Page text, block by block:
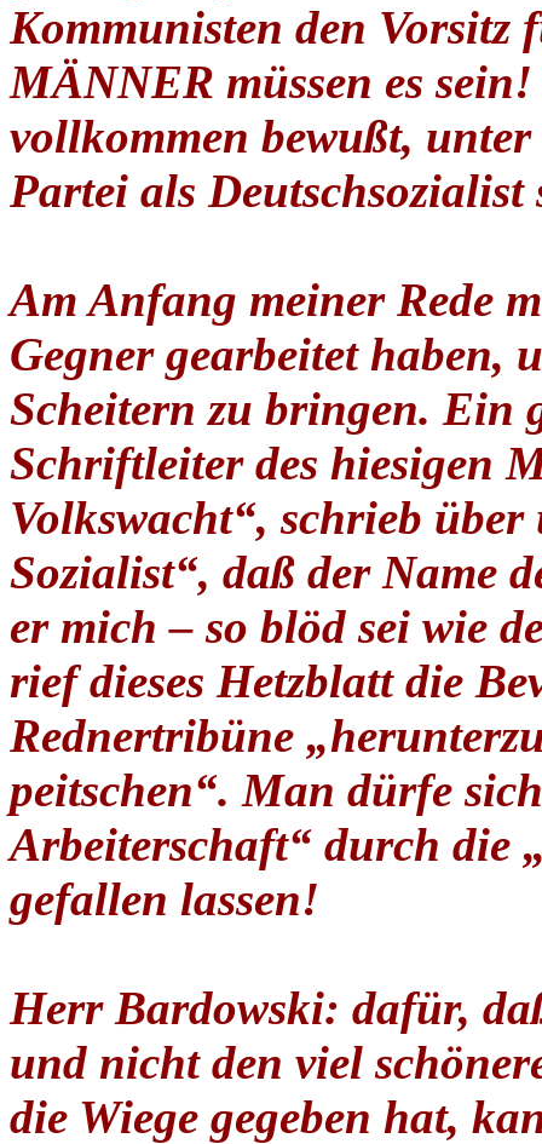
Kommunisten den
MÄNNER müssen es
vollkommen bewußt,
Partei als
Am Anfang meiner Rede
Gegner gearbeitet haben,
Scheitern zu bringen. Ein
Schriftleiter des hiesigen
Volkswacht“, schrieb
Sozialist“, daß der Name
er mich – so blöd sei wie
rief dieses Hetzblatt die
Rednertribüne
peitschen“. Man dürfe
Arbeiterschaft“ durch die
gefallen lassen!
Herr Bardowski: dafür,
und nicht den viel
die Wiege gegeben hat,